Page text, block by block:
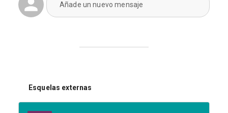
Añade un nuevo mensaje
Esquelas externas